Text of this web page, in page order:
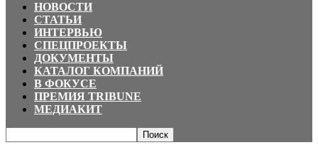
НОВОСТИ
СТАТЬИ
ИНТЕРВЬЮ
СПЕЦПРОЕКТЫ
ДОКУМЕНТЫ
КАТАЛОГ КОМПАНИЙ
В ФОКУСЕ
ПРЕМИЯ TRIBUNE
МЕДИАКИТ